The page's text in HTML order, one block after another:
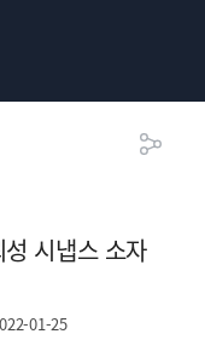
시냅스 소자
01-25